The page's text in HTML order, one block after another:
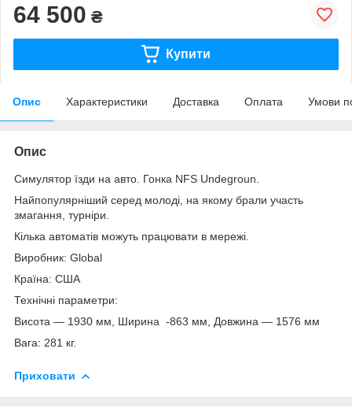
64 500 ₴
Купити
Опис Характеристики Доставка Оплата Умови
Опис
Симулятор їзди на авто. Гонка NFS Undegroun.
Найпопулярніший серед молоді, на якому брали участь
змагання, турніри.
Кілька автоматів можуть працювати в мережі.
Виробник: Global
Країна: США
Технічні параметри:
Висота — 1930 мм, Ширина -863 мм, Довжина — 1576 мм
Вага: 281 кг.
Приховати